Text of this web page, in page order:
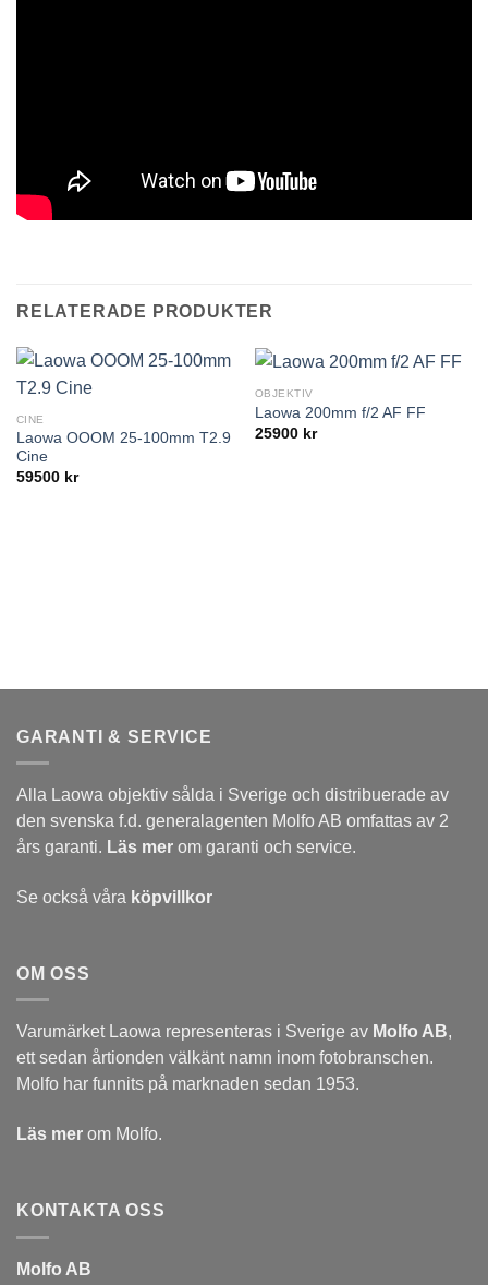
RELATERADE PRODUKTER
CINE
Laowa OOOM 25-100mm T2.9
Cine
59500 kr
OBJEKTIV
Laowa 200mm f/2 AF FF
25900 kr
GARANTI & SERVICE
Alla Laowa objektiv sålda i Sverige och distribuerade av
den svenska f.d. generalagenten Molfo AB omfattas av 2
års garanti. Läs mer om garanti och service.
Se också våra köpvillkor
OM OSS
Varumärket Laowa representeras i Sverige av Molfo AB,
ett sedan årtionden välkänt namn inom fotobranschen.
Molfo har funnits på marknaden sedan 1953.
Läs mer om Molfo.
KONTAKTA OSS
Molfo AB